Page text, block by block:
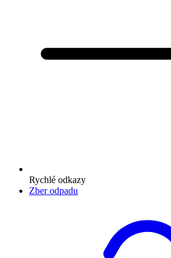
Rychlé odkazy
Zber odpadu